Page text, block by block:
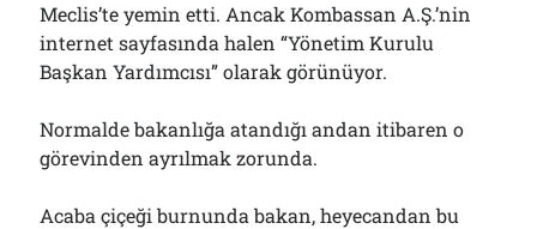
Meclis’te yemin etti. Ancak Kombassan A.Ş.’nin
internet sayfasında halen “Yönetim Kurulu
Başkan Yardımcısı” olarak görünüyor.
Normalde bakanlığa atandığı andan itibaren o
görevinden ayrılmak zorunda.
Acaba çiçeği burnunda bakan, heyecandan bu